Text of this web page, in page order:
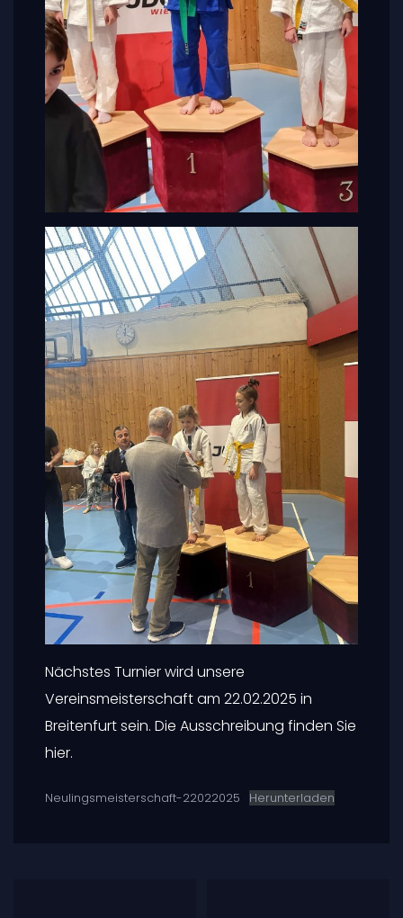
Nächstes Turnier wird unsere
Vereinsmeisterschaft am 22.02.2025 in
Breitenfurt sein. Die Ausschreibung finden Sie
hier.
Neulingsmeisterschaft-22022025 Herunterladen